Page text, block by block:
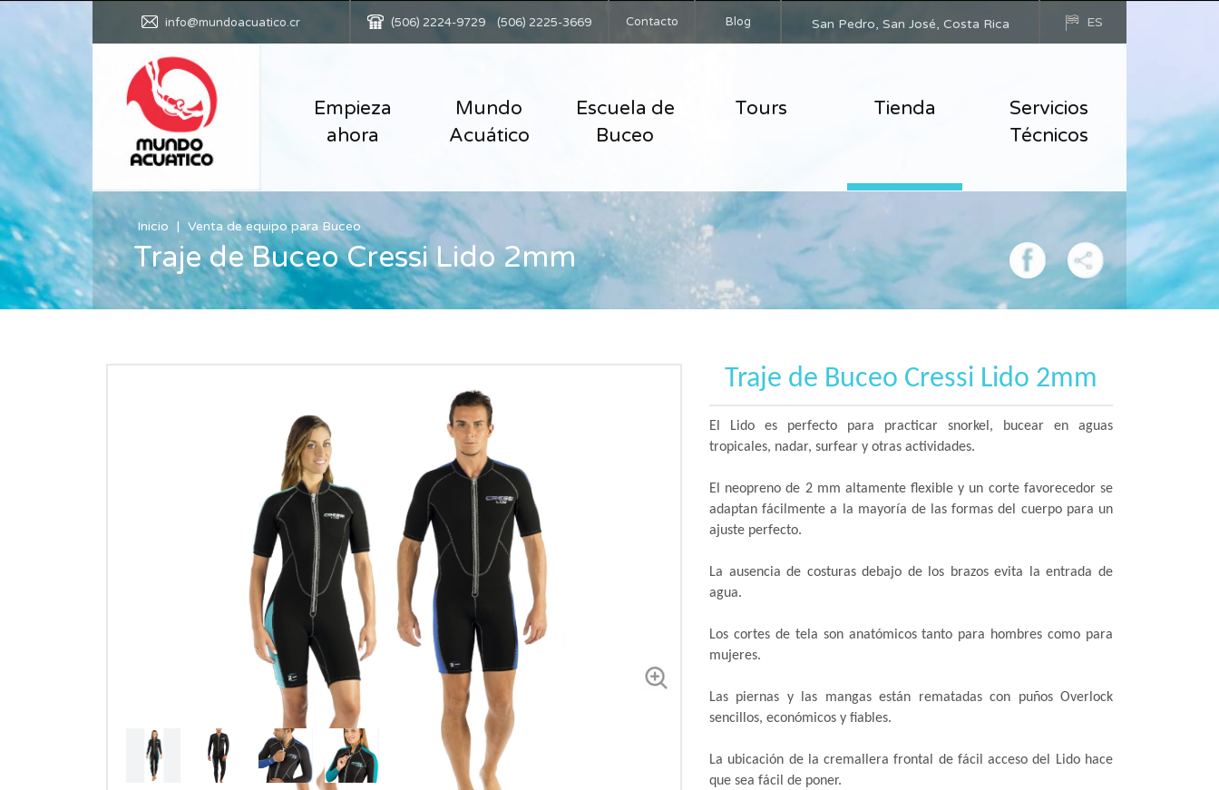
info@mundoacuatico.cr (506) 2224-9729 (506) 2225-3669 Contacto Blog San Pedro, San José, Costa Rica ES
Empieza
ahora
Mundo
Acuático
Escuela de
Buceo
Tours Tienda
Servicios
Técnicos
Inicio Venta de equipo para Buceo
Traje de Buceo Cressi Lido 2mm
Traje de Buceo Cressi Lido 2mm
El Lido es perfecto para practicar snorkel, bucear en aguas
tropicales, nadar, surfear y otras actividades.
El neopreno de 2 mm altamente flexible y un corte favorecedor se
adaptan fácilmente a la mayoría de las formas del cuerpo para un
ajuste perfecto.
La ausencia de costuras debajo de los brazos evita la entrada de
agua.
Los cortes de tela son anatómicos tanto para hombres como para
mujeres.
Las piernas y las mangas están rematadas con puños Overlock
sencillos, económicos y fiables.
La ubicación de la cremallera frontal de fácil acceso del Lido hace
que sea fácil de poner.